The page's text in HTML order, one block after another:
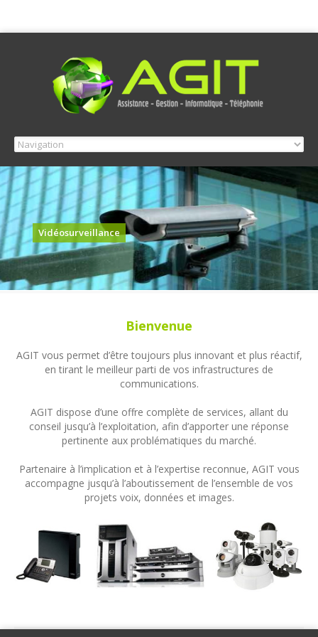
Vidéosurveillance
Bienvenue
AGIT vous permet d’être toujours plus innovant et plus réactif,
en tirant le meilleur parti de vos infrastructures de
communications.
AGIT dispose d’une offre complète de services, allant du
conseil jusqu’à l’exploitation, afin d’apporter une réponse
pertinente aux problématiques du marché.
Partenaire à l’implication et à l’expertise reconnue, AGIT vous
accompagne jusqu’à l’aboutissement de l’ensemble de vos
projets voix, données et images.